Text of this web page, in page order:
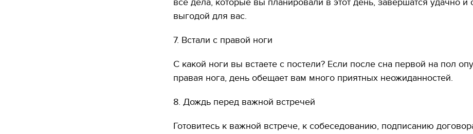
все дела, которые вы планировали в этот день, завершатся удачно и
выгодой для вас.
7. Встали с правой ноги
С какой ноги вы встаете с постели? Если после сна первой на пол
правая нога, день обещает вам много приятных неожиданностей.
8. Дождь перед важной встречей
Готовитесь к важной встрече, к собеседованию, подписанию